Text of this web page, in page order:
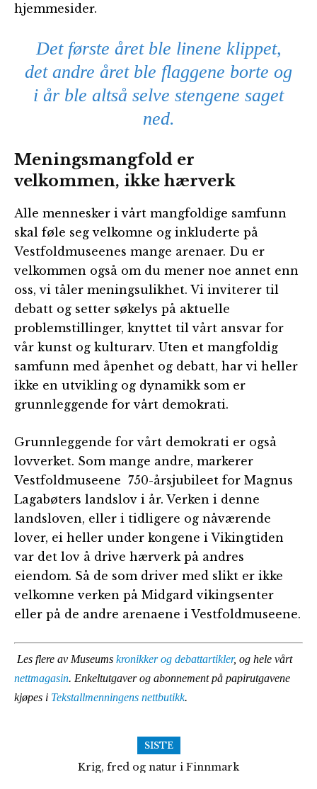
hjemmesider.
Det første året ble linene klippet,
det andre året ble flaggene borte og
i år ble altså selve stengene saget
ned.
Meningsmangfold er
velkommen, ikke hærverk
Alle mennesker i vårt mangfoldige samfunn
skal føle seg velkomne og inkluderte på
Vestfoldmuseenes mange arenaer. Du er
velkommen også om du mener noe annet enn
oss, vi tåler meningsulikhet. Vi inviterer til
debatt og setter søkelys på aktuelle
problemstillinger, knyttet til vårt ansvar for
vår kunst og kulturarv. Uten et mangfoldig
samfunn med åpenhet og debatt, har vi heller
ikke en utvikling og dynamikk som er
grunnleggende for vårt demokrati.
Grunnleggende for vårt demokrati er også
lovverket. Som mange andre, markerer
Vestfoldmuseene 750-årsjubileet for Magnus
Lagabøters landslov i år. Verken i denne
landsloven, eller i tidligere og nåværende
lover, ei heller under kongene i Vikingtiden
var det lov å drive hærverk på andres
eiendom. Så de som driver med slikt er ikke
velkomne verken på Midgard vikingsenter
eller på de andre arenaene i Vestfoldmuseene.
Les flere av Museums kronikker og debattartikler, og hele vårt
nettmagasin. Enkeltutgaver og abonnement på papirutgavene
kjøpes i Tekstallmenningens nettbutikk.
SISTE
Krig, fred og natur i Finnmark
Følg med på Frolands Verk